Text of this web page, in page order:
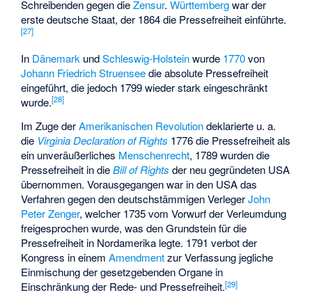
Schreibenden gegen dieZensur.Württembergwar der
erste deutsche Staat, der 1864 die Pressefreiheit einführte.
[27]
In Dänemark undSchleswig-Holsteinwurde 1770von
Johann Friedrich Struenseedie absolute Pressefreiheit
eingeführt, die jedoch 1799 wieder stark eingeschränkt
wurde.[28]
Im Zuge derAmerikanischen Revolutiondeklarierte u. a.
die Virginia Declaration of Rights 1776 die Pressefreiheit als
ein unveräußerliches Menschenrecht, 1789 wurden die
Pressefreiheit in dieBill of Rights der neu gegründeten USA
übernommen. Vorausgegangen war in den USA das
Verfahren gegen den deutschstämmigen VerlegerJohn
Peter Zenger, welcher 1735 vom Vorwurf der Verleumdung
freigesprochen wurde, was den Grundstein für die
Pressefreiheit in Nordamerika legte. 1791 verbot der
Kongress in einemAmendmentzur Verfassung jegliche
Einmischung der gesetzgebenden Organe in
Einschränkung der Rede- und Pressefreiheit.[29]